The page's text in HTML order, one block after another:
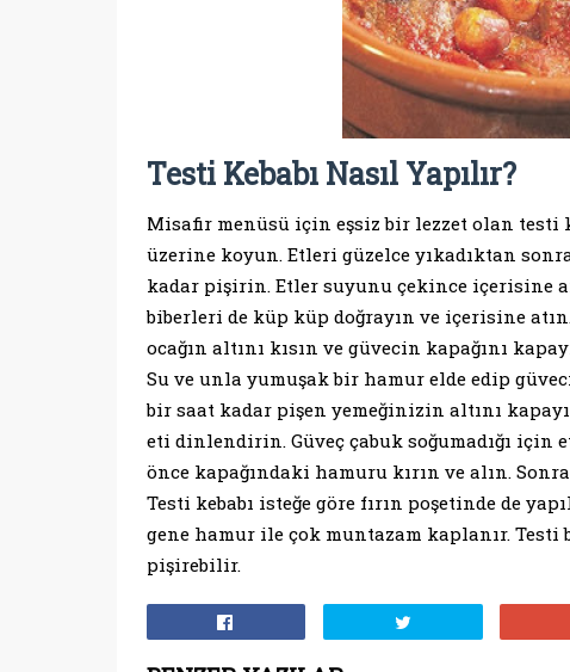
Testi Kebabı Nasıl Yapılır?
Misafir menüsü için eşsiz bir lezzet olan testi
üzerine koyun. Etleri güzelce yıkadıktan
kadar pişirin. Etler suyunu çekince içerisine
biberleri de küp küp doğrayın ve içerisine
ocağın altını kısın ve güvecin kapağını
Su ve unla yumuşak bir hamur elde edip
bir saat kadar pişen yemeğinizin altını
eti dinlendirin. Güveç çabuk soğumadığı
önce kapağındaki hamuru kırın ve alın.
Testi kebabı isteğe göre fırın poşetinde de
gene hamur ile çok muntazam kaplanır.
pişirebilir.